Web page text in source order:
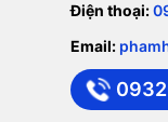
Điện thoại:
Email: